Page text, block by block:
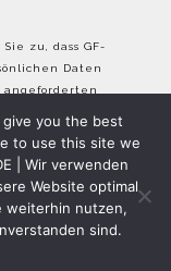
zu, dass GF-
Daten
you the best
to use this site we
| Wir verwenden
Website optimal
weiterhin nutzen,
sind.